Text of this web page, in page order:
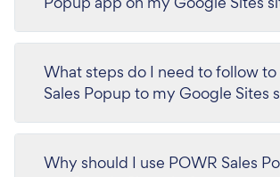
What steps do I need to follow to
Sales Popup to my Google Sites
Why should I use POWR Sales